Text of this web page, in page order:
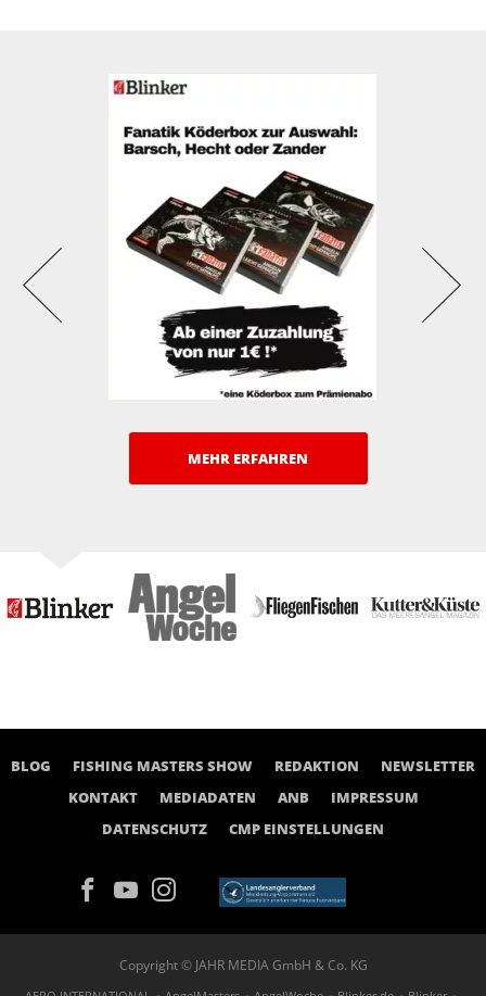
MEHR ERFAHREN
BLOG FISHING MASTERS SHOW REDAKTION
NEWSLETTER
KONTAKT
MEDIADATEN ANB
IMPRESSUM
DATENSCHUTZ
CMP EINSTELLUNGEN
Copyright © JAHR MEDIA GmbH & Co. KG